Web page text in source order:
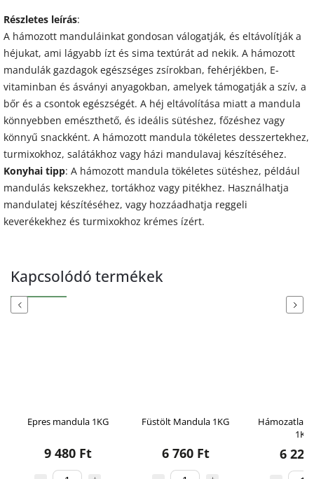
Részletes leírás:
A hámozott manduláinkat gondosan válogatják, és eltávolítják a
héjukat, ami lágyabb ízt és sima textúrát ad nekik. A hámozott
mandulák gazdagok egészséges zsírokban, fehérjékben, E-
vitaminban és ásványi anyagokban, amelyek támogatják a szív, a
bőr és a csontok egészségét. A héj eltávolítása miatt a mandula
könnyebben emészthető, és ideális sütéshez, főzéshez vagy
könnyű snackként. A hámozott mandula tökéletes desszertekhez,
turmixokhoz, salátákhoz vagy házi mandulavaj készítéséhez.
Konyhai tipp: A hámozott mandula tökéletes sütéshez, például
mandulás kekszekhez, tortákhoz vagy pitékhez. Használhatja
mandulatej készítéséhez, vagy hozzáadhatja reggeli
keverékekhez és turmixokhoz krémes ízért.
Kapcsolódó termékek
Previous
Epres mandula 1KG
9 480 Ft
Füstölt Mandula 1KG
6 760 Ft
Hámozatlan
1KG
6
Next